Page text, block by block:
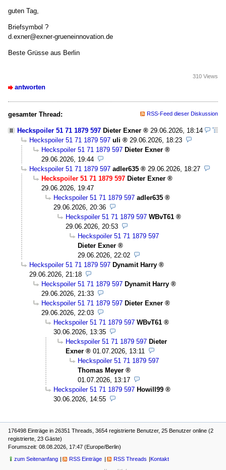
guten Tag,
Briefsymbol ?
d.exner@exner-grueneinnovation.de
Beste Grüsse aus Berlin
antworten
310 Views
gesamter Thread: RSS-Feed dieser Diskussion
Heckspoiler 51 71 1879 597 Dieter Exner
29.06.2026, 18:14
Heckspoiler 51 71 1879 597 uli
29.06.2026, 18:23
Heckspoiler 51 71 1879 597 Dieter Exner
29.06.2026, 19:44
Heckspoiler 51 71 1879 597 adler635
29.06.2026, 18:27
Heckspoiler 51 71 1879 597 Dieter Exner
29.06.2026, 19:47
Heckspoiler 51 71 1879 597 adler635
29.06.2026, 20:36
Heckspoiler 51 71 1879 597 WBvT61
29.06.2026, 20:53
Heckspoiler 51 71 1879 597
Dieter Exner
29.06.2026, 22:02
Heckspoiler 51 71 1879 597 Dynamit Harry
29.06.2026, 21:18
Heckspoiler 51 71 1879 597 Dynamit Harry
29.06.2026, 21:33
Heckspoiler 51 71 1879 597 Dieter Exner
29.06.2026, 22:03
Heckspoiler 51 71 1879 597 WBvT61
30.06.2026, 13:35
Heckspoiler 51 71 1879 597 Dieter
Exner
01.07.2026, 13:11
Heckspoiler 51 71 1879 597
Thomas Meyer
01.07.2026, 13:17
Heckspoiler 51 71 1879 597 Howill99
30.06.2026, 14:55
176498 Einträge in 26351 Threads, 3654 registrierte Benutzer, 25 Benutzer online (2
registrierte, 23 Gäste)
Forumszeit: 08.08.2026, 17:47 (Europe/Berlin)
zum Seitenanfang RSS Einträge RSS Threads Kontakt